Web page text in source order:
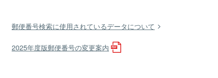
郵便番号検索に使用されているデータについて
2025年度版郵便番号の変更案内